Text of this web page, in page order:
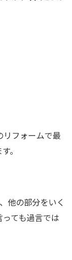
リフォームで最
。
他の部分をいく
ても過言では